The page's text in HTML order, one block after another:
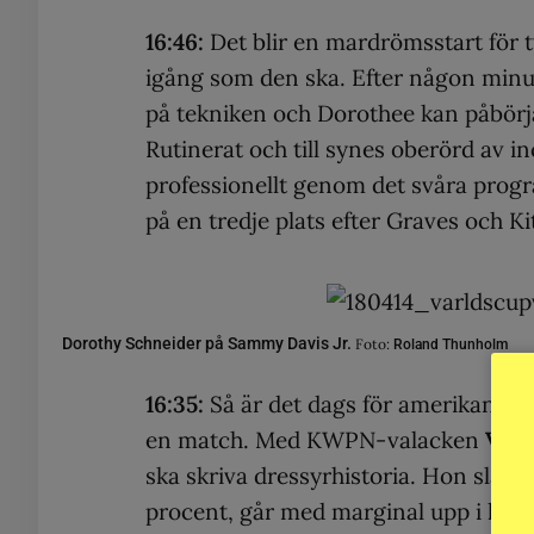
16:46: Det blir en mardrömsstart för
igång som den ska. Efter någon
på tekniken och Dorothee kan
Rutinerat och till synes oberörd av
professionellt genom det svåra
på en tredje plats efter Graves och
Dorothy Schneider på Sammy Davis Jr. Foto: Roland Thunholm
16:35: Så är det dags för amerikanska
en match. Med KWPN-valacken
ska skriva dressyrhistoria. Hon slår
procent, går med marginal upp i